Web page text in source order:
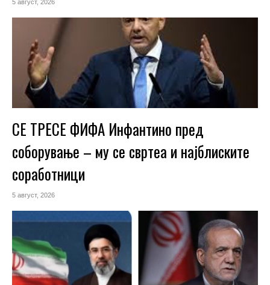
5 август, 2026
СЕ ТРЕСЕ ФИФА Инфантино пред
соборување – му се свртеа и најблиските
соработници
5 август, 2026